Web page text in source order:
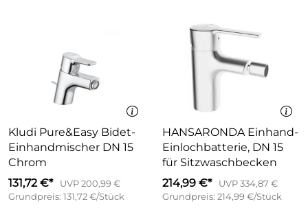
Kludi Pure&Easy Bidet-
Einhandmischer DN 15
Chrom
131,72 €*
UVP 200,99 €
Grundpreis: 131,72 €/Stück
HANSARONDA Einhand-
Einlochbatterie, DN 15
für Sitzwaschbecken
214,99 €*
UVP 334,87 €
Grundpreis: 214,99 €/Stück